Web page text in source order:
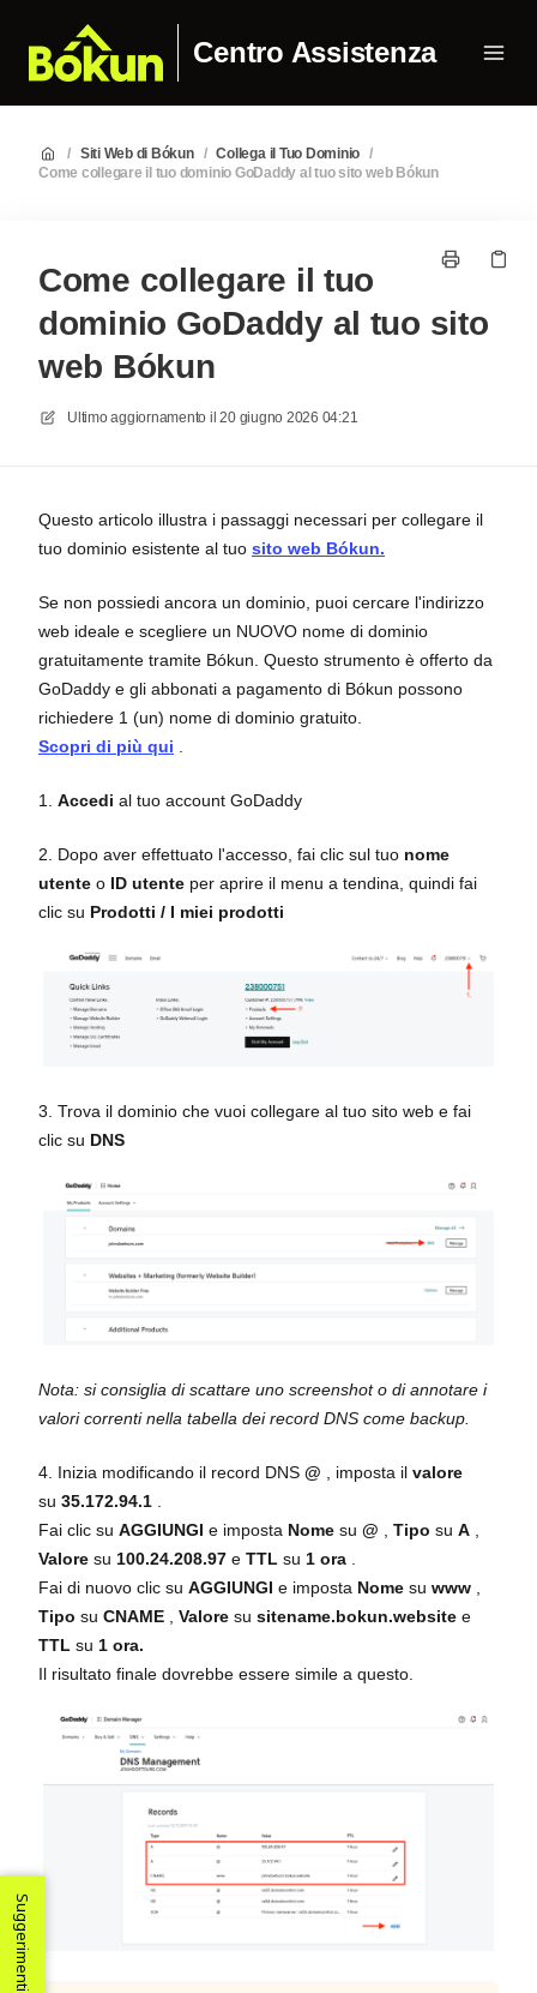
Centro Assistenza
/ Siti Web di Bókun / Collega il Tuo Dominio /
Come collegare il tuo dominio GoDaddy al tuo sito web Bókun
Come collegare il tuo
dominio GoDaddy al tuo sito
web Bókun
Ultimo aggiornamento il 20 giugno 2026 04:21
Questo articolo illustra i passaggi necessari per collegare il
tuo dominio esistente al tuo sito web Bókun.
Se non possiedi ancora un dominio, puoi cercare l'indirizzo
web ideale e scegliere un NUOVO nome di dominio
gratuitamente tramite Bókun. Questo strumento è offerto da
GoDaddy e gli abbonati a pagamento di Bókun possono
richiedere 1 (un) nome di dominio gratuito.
Scopri di più qui
1. Accedi al tuo account GoDaddy
2. Dopo aver effettuato l'accesso, fai clic sul tuo nome
utente o ID utente per aprire il menu a tendina, quindi fai
clic su Prodotti / I miei prodotti
3. Trova il dominio che vuoi collegare al tuo sito web e fai
clic su DNS
Nota: si consiglia di scattare uno screenshot o di annotare i
valori correnti nella tabella dei record DNS come backup.
4. Inizia modificando il record DNS @ , imposta il valore
su 35.172.94.1
Fai clic su AGGIUNGI e imposta Nome su @ Tipo su A
Valore su 100.24.208.97 e TTL su 1 ora
Fai di nuovo clic su AGGIUNGI e imposta Nome su www
Tipo su CNAME Valore su sitename.bokun.website e
TTL su 1 ora.
Il risultato finale dovrebbe essere simile a questo.
Suggerimenti